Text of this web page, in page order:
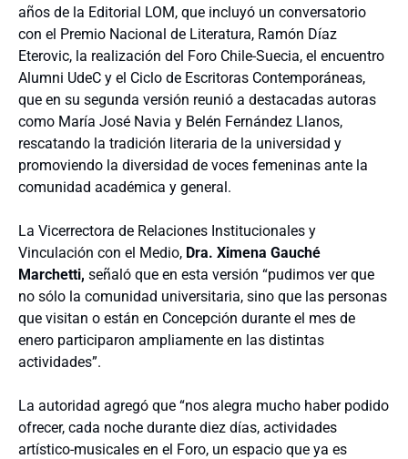
años de la Editorial LOM, que incluyó un conversatorio
con el Premio Nacional de Literatura, Ramón Díaz
Eterovic, la realización del Foro Chile-Suecia, el encuentro
Alumni UdeC y el Ciclo de Escritoras Contemporáneas,
que en su segunda versión reunió a destacadas autoras
como María José Navia y Belén Fernández Llanos,
rescatando la tradición literaria de la universidad y
promoviendo la diversidad de voces femeninas ante la
comunidad académica y general.
La Vicerrectora de Relaciones Institucionales y
Vinculación con el Medio, Dra. Ximena Gauché
Marchetti, señaló que en esta versión “pudimos ver que
no sólo la comunidad universitaria, sino que las personas
que visitan o están en Concepción durante el mes de
enero participaron ampliamente en las distintas
actividades”.
La autoridad agregó que “nos alegra mucho haber podido
ofrecer, cada noche durante diez días, actividades
artístico-musicales en el Foro, un espacio que ya es